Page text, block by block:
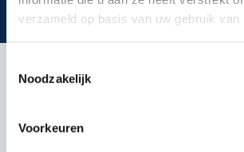
verzameld op basis van uw gebruik van
Noodzakelijk
Voorkeuren